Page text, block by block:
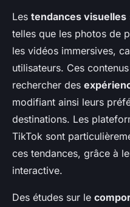
Les tendances visuelles
telles que les photos de
les vidéos immersives,
utilisateurs. Ces
rechercher des
modifiant ainsi leurs
destinations. Les
TikTok sont
ces tendances, grâce à
interactive.
Des études sur le